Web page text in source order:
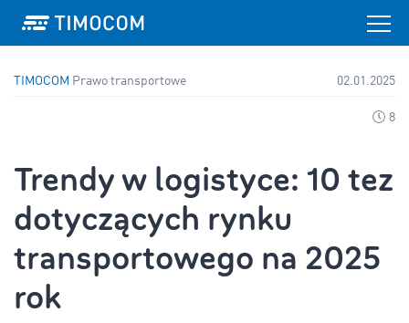
TIMOCOM Prawo transportowe 02.01.2025
8
Trendy w logistyce: 10 tez
dotyczących rynku
transportowego na 2025
rok